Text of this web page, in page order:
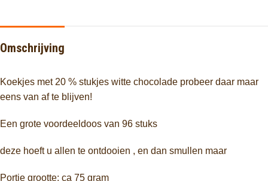
Omschrijving
Koekjes met 20 % stukjes witte chocolade probeer daar maar
eens van af te blijven!
Een grote voordeeldoos van 96 stuks
deze hoeft u allen te ontdooien , en dan smullen maar
Portie grootte: ca 75 gram